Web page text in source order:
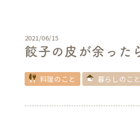
2021/06/15
餃子の皮が余った
料理のこと 暮らしのこと